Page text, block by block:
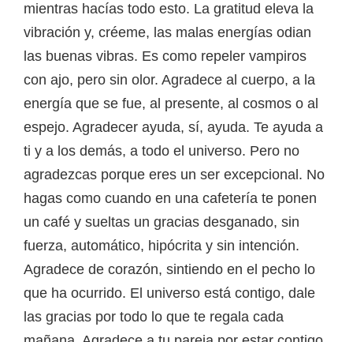
mientras hacías todo esto. La gratitud eleva la
vibración y, créeme, las malas energías odian
las buenas vibras. Es como repeler vampiros
con ajo, pero sin olor. Agradece al cuerpo, a la
energía que se fue, al presente, al cosmos o al
espejo. Agradecer ayuda, sí, ayuda. Te ayuda a
ti y a los demás, a todo el universo. Pero no
agradezcas porque eres un ser excepcional. No
hagas como cuando en una cafetería te ponen
un café y sueltas un gracias desganado, sin
fuerza, automático, hipócrita y sin intención.
Agradece de corazón, sintiendo en el pecho lo
que ha ocurrido. El universo está contigo, dale
las gracias por todo lo que te regala cada